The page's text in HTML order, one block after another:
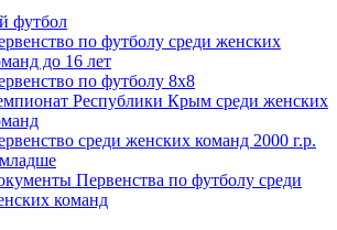
футбол
по футболу среди женских
до 16 лет
по футболу 8х8
Республики Крым среди женских
среди женских команд 2000 г.р.
Первенства по футболу среди
команд